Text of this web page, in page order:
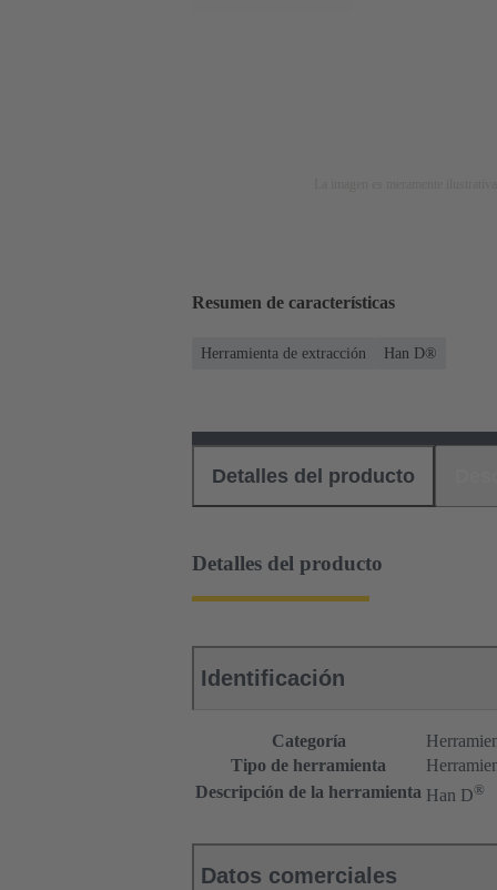
Resumen de características
Herramienta de extracción Han D®
Detalles del producto
Detalles del producto
Identificación
Categoría
Tipo de herramienta
Descripción de la herramienta Han D®
Datos comerciales